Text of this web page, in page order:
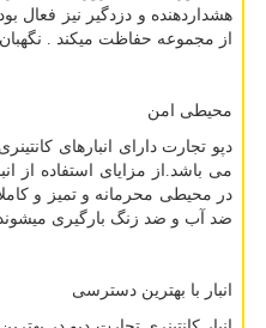
هشداردهنده و دزدگیر نیز فعال
از مجموعه حفاظت میکند .
محیطی امن
دپو تجارت دارای انبارهای
می باشد.از مزایای استفاده از
در محیطی محرمانه و تمیز و
ضد آب و ضد زنگ بارگیری
انبار با بهترین دسترسی